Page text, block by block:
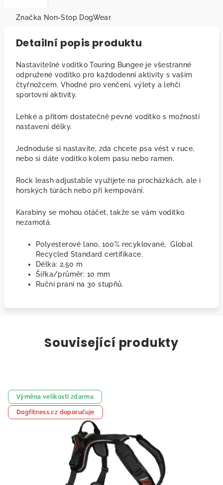
Značka Non-Stop DogWear
Detailní popis produktu
Nastavitelné vodítko Touring Bungee je všestranné
odpružené vodítko pro každodenní aktivity s vaším
čtyřnožcem. Vhodné pro venčení, výlety a lehčí
sportovní aktivity.
Lehké a přitom dostatečně pevné vodítko s možností
nastavení délky.
Jednoduše si nastavíte, zda chcete psa vést v ruce,
nebo si dáte vodítko kolem pasu nebo ramen.
Rock leash adjustable využijete na procházkách, ale i
horských túrách nebo při kempování.
Karabiny se mohou otáčet, takže se vám vodítko
nezamotá.
Polyesterové lano, 100% recyklované, Global
Recycled Standard certifikace.
Délka: 2,50 m
Šířka/průměr: 10 mm
Ruční praní na 30 stupňů.
Související produkty
Výměna velikosti zdarma
Dogfitness.cz doporučuje